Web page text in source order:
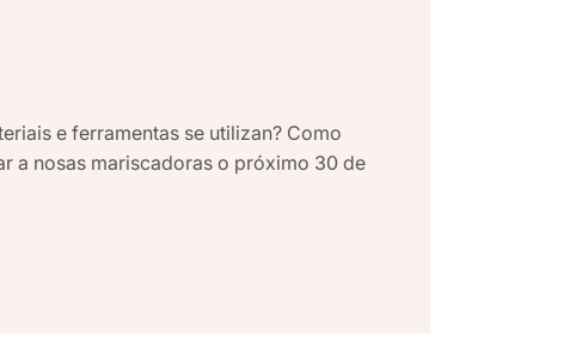
e ferramentas se utilizan? Como
a nosas mariscadoras o próximo 30 de